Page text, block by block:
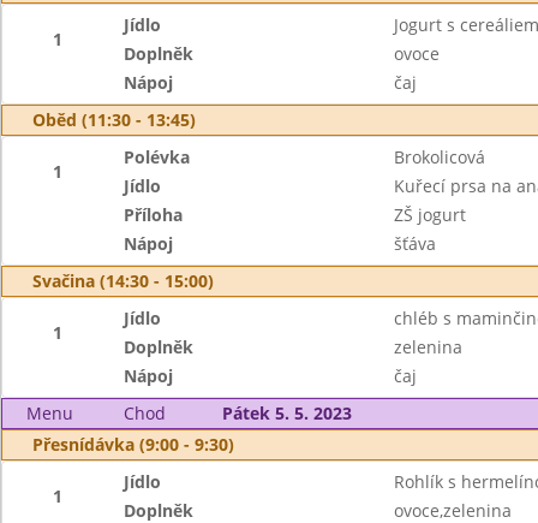
1
Jídlo
Jogurt s
Doplněk
ovoce
Nápoj
čaj
Oběd (11:30 - 13:45)
1
Polévka
Brokolicová
Jídlo
Kuřecí prsa na
Příloha
ZŠ jogurt
Nápoj
šťáva
Svačina (14:30 - 15:00)
1
Jídlo
chléb s
Doplněk
zelenina
Nápoj
čaj
Menu
Chod
Pátek 5. 5. 2023
Přesnídávka (9:00 - 9:30)
1
Jídlo
Rohlík s
Doplněk
ovoce,zelenina